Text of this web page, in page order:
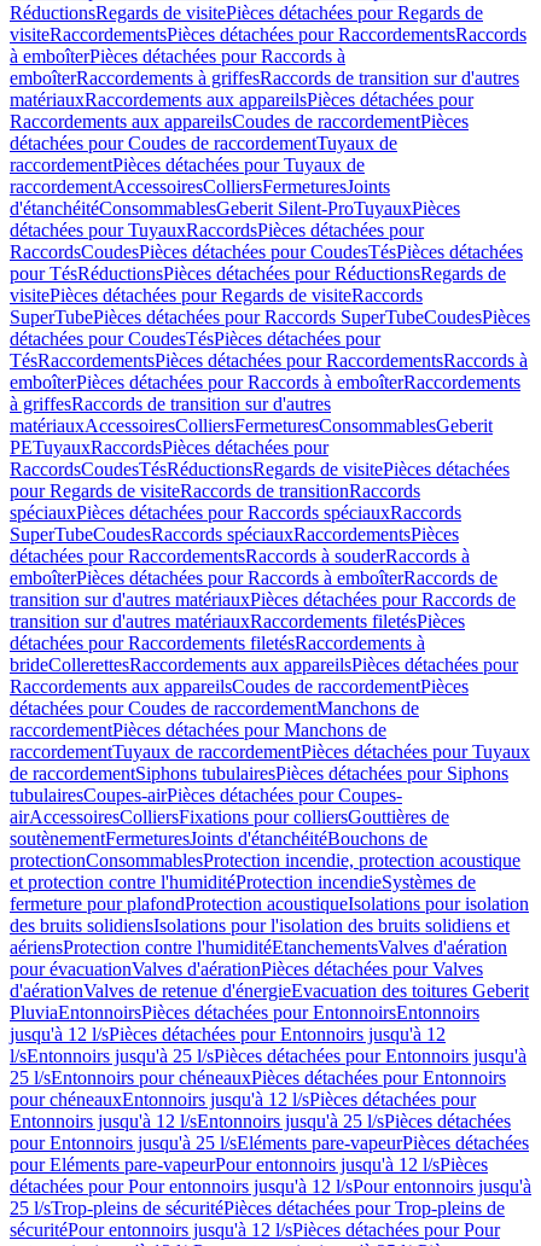
RéductionsRegards de visitePièces détachées pour Regards de
visiteRaccordementsPièces détachées pour RaccordementsRaccords
à emboîterPièces détachées pour Raccords à
emboîterRaccordements à griffesRaccords de transition sur d'autres
matériauxRaccordements aux appareilsPièces détachées pour
Raccordements aux appareilsCoudes de raccordementPièces
détachées pour Coudes de raccordementTuyaux de
raccordementPièces détachées pour Tuyaux de
raccordementAccessoiresColliersFermeturesJoints
d'étanchéitéConsommablesGeberit Silent-ProTuyauxPièces
détachées pour TuyauxRaccordsPièces détachées pour
RaccordsCoudesPièces détachées pour CoudesTésPièces détachées
pour TésRéductionsPièces détachées pour RéductionsRegards de
visitePièces détachées pour Regards de visiteRaccords
SuperTubePièces détachées pour Raccords SuperTubeCoudesPièces
détachées pour CoudesTésPièces détachées pour
TésRaccordementsPièces détachées pour RaccordementsRaccords à
emboîterPièces détachées pour Raccords à emboîterRaccordements
à griffesRaccords de transition sur d'autres
matériauxAccessoiresColliersFermeturesConsommablesGeberit
PETuyauxRaccordsPièces détachées pour
RaccordsCoudesTésRéductionsRegards de visitePièces détachées
pour Regards de visiteRaccords de transitionRaccords
spéciauxPièces détachées pour Raccords spéciauxRaccords
SuperTubeCoudesRaccords spéciauxRaccordementsPièces
détachées pour RaccordementsRaccords à souderRaccords à
emboîterPièces détachées pour Raccords à emboîterRaccords de
transition sur d'autres matériauxPièces détachées pour Raccords de
transition sur d'autres matériauxRaccordements filetésPièces
détachées pour Raccordements filetésRaccordements à
brideCollerettesRaccordements aux appareilsPièces détachées pour
Raccordements aux appareilsCoudes de raccordementPièces
détachées pour Coudes de raccordementManchons de
raccordementPièces détachées pour Manchons de
raccordementTuyaux de raccordementPièces détachées pour Tuyaux
de raccordementSiphons tubulairesPièces détachées pour Siphons
tubulairesCoupes-airPièces détachées pour Coupes-
airAccessoiresColliersFixations pour colliersGouttières de
soutènementFermeturesJoints d'étanchéitéBouchons de
protectionConsommablesProtection incendie, protection acoustique
et protection contre l'humiditéProtection incendieSystèmes de
fermeture pour plafondProtection acoustiqueIsolations pour isolation
des bruits solidiensIsolations pour l'isolation des bruits solidiens et
aériensProtection contre l'humiditéEtanchementsValves d'aération
pour évacuationValves d'aérationPièces détachées pour Valves
d'aérationValves de retenue d'énergieEvacuation des toitures Geberit
PluviaEntonnoirsPièces détachées pour EntonnoirsEntonnoirs
jusqu'à 12 l/sPièces détachées pour Entonnoirs jusqu'à 12
l/sEntonnoirs jusqu'à 25 l/sPièces détachées pour Entonnoirs jusqu'à
25 l/sEntonnoirs pour chéneauxPièces détachées pour Entonnoirs
pour chéneauxEntonnoirs jusqu'à 12 l/sPièces détachées pour
Entonnoirs jusqu'à 12 l/sEntonnoirs jusqu'à 25 l/sPièces détachées
pour Entonnoirs jusqu'à 25 l/sEléments pare-vapeurPièces détachées
pour Eléments pare-vapeurPour entonnoirs jusqu'à 12 l/sPièces
détachées pour Pour entonnoirs jusqu'à 12 l/sPour entonnoirs jusqu'à
25 l/sTrop-pleins de sécuritéPièces détachées pour Trop-pleins de
sécuritéPour entonnoirs jusqu'à 12 l/sPièces détachées pour Pour